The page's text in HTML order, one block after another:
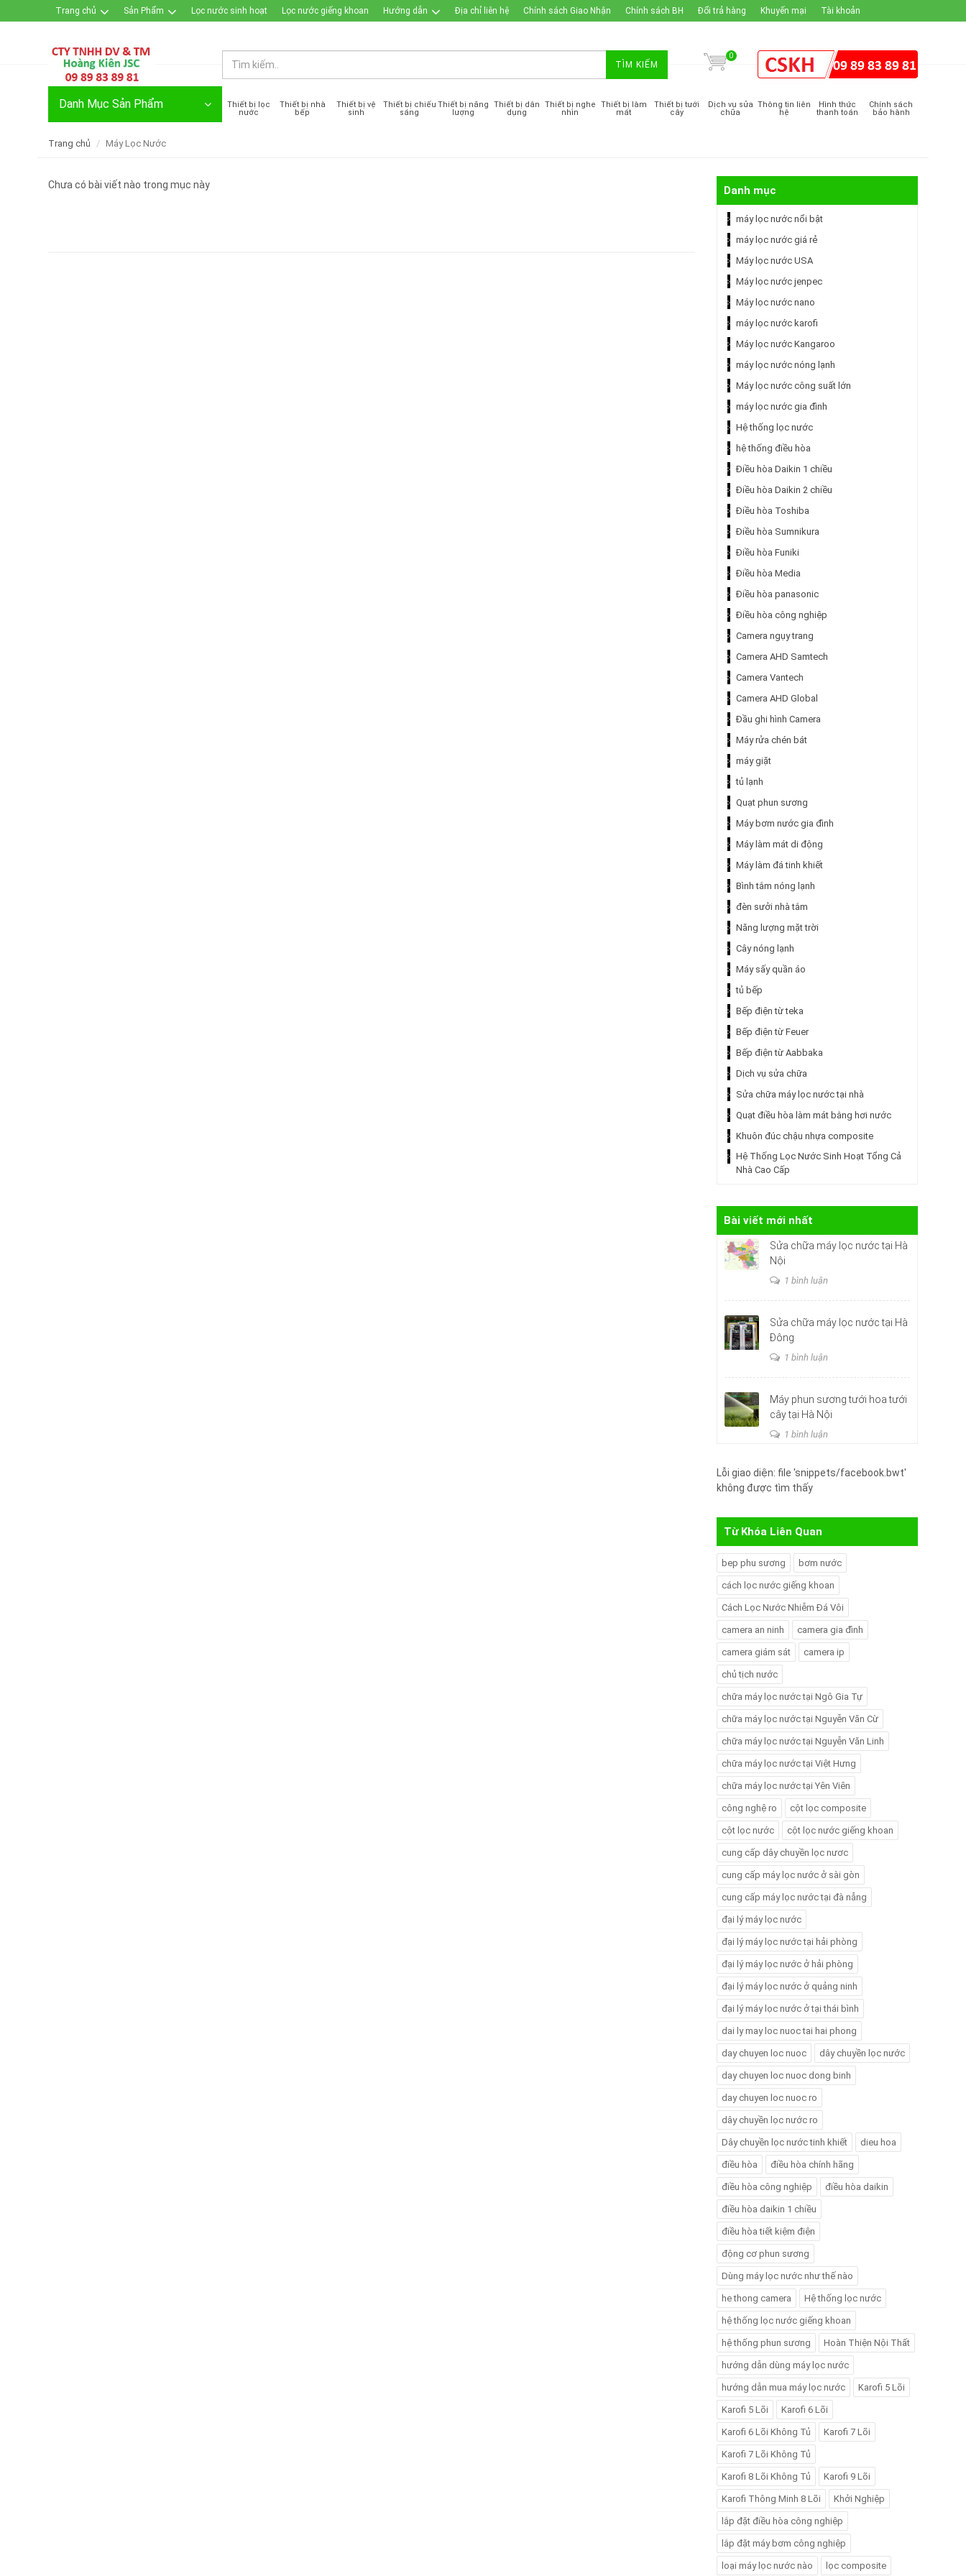
Trang chủ Sản Phẩm Lọc nước sinh hoạt Lọc nước giếng khoan Hướng dẫn Địa chỉ liên hệ Chính sách Giao Nhận Chính sách BH Đổi trả hàng Khuyến mại Tài khoản
TÌM KIẾM
0
Danh Mục Sản Phẩm
Thiết bị lọc
nước
Thiết bị nhà
bếp
Thiết bị vệ
sinh
Thiết bị chiếu
sáng
Thiết bị năng
lượng
Thiết bị dân
dụng
Thiết bị nghe
nhìn
Thiết bị làm
mát
Thiết bị tưới
cây
Dịch vụ sửa
chữa
Thông tin liên
hệ
Hình thức
thanh toán
Chính sách
bảo hành
Trang chủ Máy Lọc Nước
Chưa có bài viết nào trong mục này Danh mục
máy lọc nước nổi bật
máy lọc nước giá rẻ
Máy lọc nước USA
Máy lọc nước jenpec
Máy lọc nước nano
máy lọc nước karofi
Máy lọc nước Kangaroo
máy lọc nước nóng lạnh
Máy lọc nước công suất lớn
máy lọc nước gia đình
Hệ thống lọc nước
hệ thống điều hòa
Điều hòa Daikin 1 chiều
Điều hòa Daikin 2 chiều
Điều hòa Toshiba
Điều hòa Sumnikura
Điều hòa Funiki
Điều hòa Media
Điều hòa panasonic
Điều hòa công nghiệp
Camera ngụy trang
Camera AHD Samtech
Camera Vantech
Camera AHD Global
Đầu ghi hình Camera
Máy rửa chén bát
máy giặt
tủ lạnh
Quạt phun sương
Máy bơm nước gia đình
Máy làm mát di động
Máy làm đá tinh khiết
Bình tắm nóng lạnh
đèn sưởi nhà tắm
Năng lượng mặt trời
Cây nóng lạnh
Máy sấy quần áo
tủ bếp
Bếp điện từ teka
Bếp điện từ Feuer
Bếp điện từ Aabbaka
Dịch vụ sửa chữa
Sửa chữa máy lọc nước tại nhà
Quạt điều hòa làm mát bằng hơi nước
Khuôn đúc chậu nhựa composite
Hệ Thống Lọc Nước Sinh Hoạt Tổng Cả
Nhà Cao Cấp
Bài viết mới nhất
Sửa chữa máy lọc nước tại Hà
Nội
1 bình luận
Sửa chữa máy lọc nước tại Hà
Đông
1 bình luận
Máy phun sương tưới hoa tưới
cây tại Hà Nội
1 bình luận
Lỗi giao diện: file 'snippets/facebook.bwt'
không được tìm thấy
Từ Khóa Liên Quan
bep phu sương bơm nước
cách lọc nước giếng khoan
Cách Lọc Nước Nhiễm Đá Vôi
camera an ninh camera gia đình
camera giám sát camera ip
chủ tịch nước
chữa máy lọc nước tại Ngô Gia Tự
chữa máy lọc nước tại Nguyễn Văn Cừ
chữa máy lọc nước tại Nguyễn Văn Linh
chữa máy lọc nước tại Việt Hưng
chữa máy lọc nước tại Yên Viên
công nghệ ro cột lọc composite
cột lọc nước cột lọc nước giếng khoan
cung cấp dây chuyền lọc nươc
cung cấp máy lọc nước ở sài gòn
cung cấp máy lọc nước tại đà nẵng
đại lý máy lọc nước
đại lý máy lọc nước tại hải phòng
đại lý máy lọc nước ở hải phòng
đại lý máy lọc nước ở quảng ninh
đại lý máy lọc nước ở tại thái bình
dai ly may loc nuoc tai hai phong
day chuyen loc nuoc dây chuyền lọc nước
day chuyen loc nuoc dong binh
day chuyen loc nuoc ro
dây chuyền lọc nước ro
Dây chuyền lọc nước tinh khiết dieu hoa
điều hòa điều hòa chính hãng
điều hòa công nghiệp điều hòa daikin
điều hòa daikin 1 chiều
điều hòa tiết kiệm điện
động cơ phun sương
Dùng máy lọc nước như thế nào
he thong camera Hệ thống lọc nước
hệ thống lọc nước giếng khoan
hệ thống phun sương Hoàn Thiện Nội Thất
hướng dẫn dùng máy lọc nước
hướng dẫn mua máy lọc nước Karofi 5 Lõi
Karofi 5 Lõi Karofi 6 Lõi
Karofi 6 Lõi Không Tủ Karofi 7 Lõi
Karofi 7 Lõi Không Tủ
Karofi 8 Lõi Không Tủ Karofi 9 Lõi
Karofi Thông Minh 8 Lõi Khởi Nghiệp
lắp đặt điều hòa công nghiệp
lắp đặt máy bơm công nghiệp
loại máy lọc nước nào lọc composite